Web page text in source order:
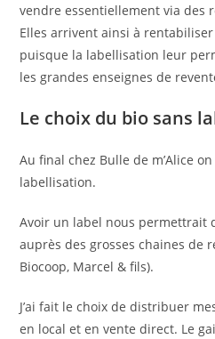
vendre essentiellement via des
Elles arrivent ainsi à
puisque la labellisation leur
les grandes enseignes de
Le choix du bio sans
Au final chez Bulle de m’Alice
labellisation.
Avoir un label nous permettrait
auprès des grosses chaines de
Biocoop, Marcel & fils).
J’ai fait le choix de distribuer
en local et en vente direct. Le